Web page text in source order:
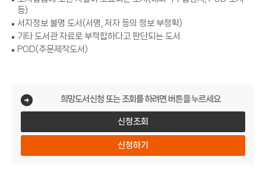
등)
서지정보 불명 도서(서명, 저자 등의 정보 부정확)
기타 도서관 자료로 부적합하다고 판단되는 도서
POD(주문제작도서)
희망도서신청 또는 조회를 하려면 버튼을 누르세요
신청조회
신청하기